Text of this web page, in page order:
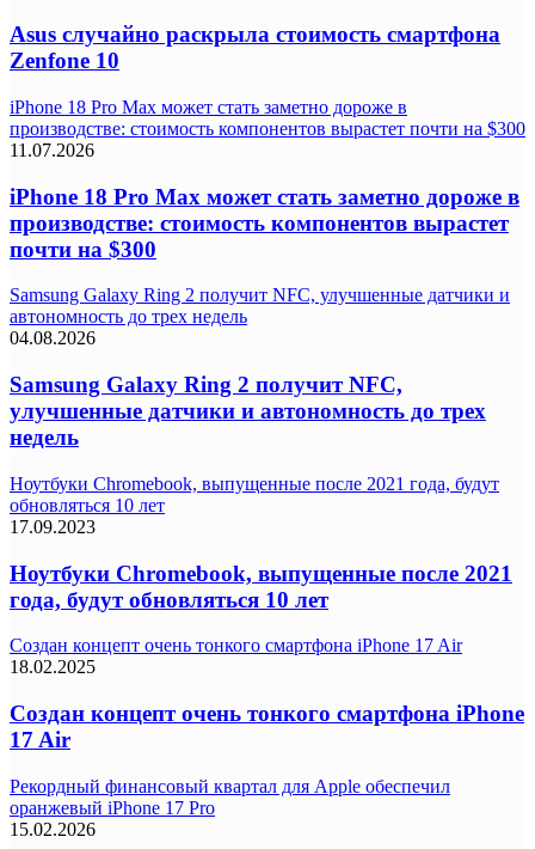
Asus случайно раскрыла стоимость смартфона
Zenfone 10
iPhone 18 Pro Max может стать заметно дороже в
производстве: стоимость компонентов вырастет почти на $300
11.07.2026
iPhone 18 Pro Max может стать заметно дороже в
производстве: стоимость компонентов вырастет
почти на $300
Samsung Galaxy Ring 2 получит NFC, улучшенные датчики и
автономность до трех недель
04.08.2026
Samsung Galaxy Ring 2 получит NFC,
улучшенные датчики и автономность до трех
недель
Ноутбуки Chromebook, выпущенные после 2021 года, будут
обновляться 10 лет
17.09.2023
Ноутбуки Chromebook, выпущенные после 2021
года, будут обновляться 10 лет
Создан концепт очень тонкого смартфона iPhone 17 Air
18.02.2025
Создан концепт очень тонкого смартфона iPhone
17 Air
Рекордный финансовый квартал для Apple обеспечил
оранжевый iPhone 17 Pro
15.02.2026